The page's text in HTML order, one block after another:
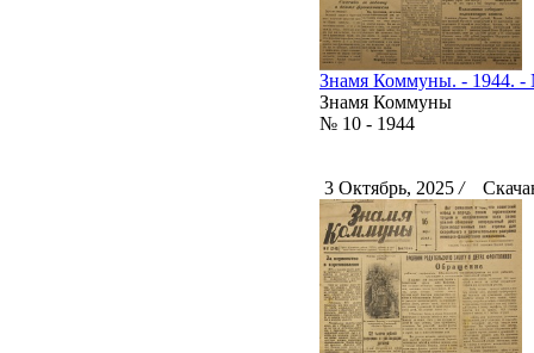
Знамя Коммуны. - 1944. -
Знамя Коммуны
№ 10 - 1944
3 Октябрь, 2025 /